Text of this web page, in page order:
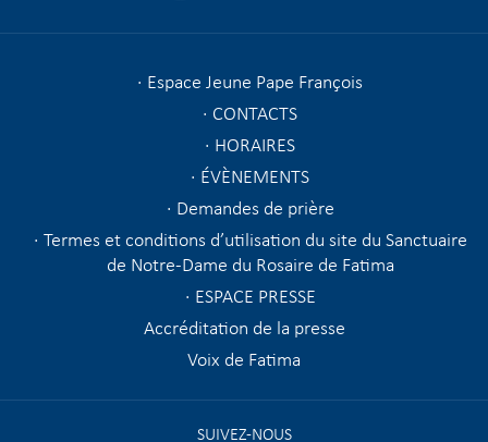
Espace Jeune Pape François
CONTACTS
HORAIRES
ÉVÈNEMENTS
Demandes de prière
Termes et conditions d’utilisation du site du Sanctuaire
de Notre-Dame du Rosaire de Fatima
ESPACE PRESSE
Accréditation de la presse
Voix de Fatima
SUIVEZ-NOUS